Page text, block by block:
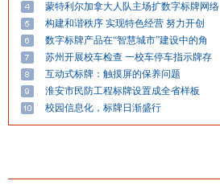
蒙特利尔加拿大人队主场扩数字标牌网络
构建和谐秩序 实现特色经营 努力开创
数字标牌产品在“智慧城市”建设中的角
苏州开展校车检查 一校车停车指示牌存
互动式标牌：触摸屏的保养问题
淮安市民防工程标牌设置成全省样板
校园信息化，标牌日渐盛行